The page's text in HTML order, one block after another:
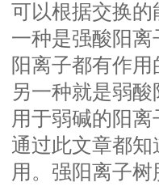
可以根据交换
一种是强酸阳
阳离子都有作用
另一种就是弱
用于弱碱的阳离
通过此文章都
用。强阳离子